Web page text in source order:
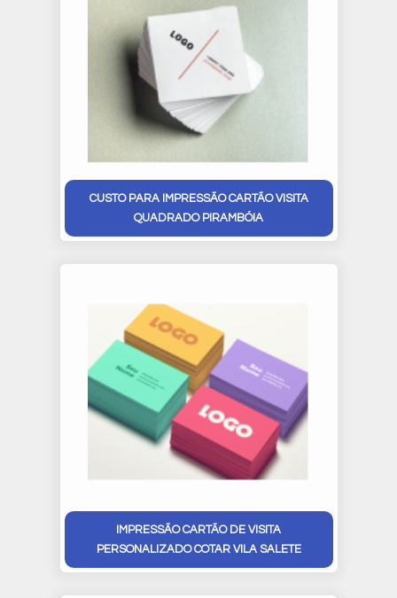
CUSTO PARA IMPRESSÃO CARTÃO VISITA
QUADRADO PIRAMBÓIA
IMPRESSÃO CARTÃO DE VISITA
PERSONALIZADO COTAR VILA SALETE